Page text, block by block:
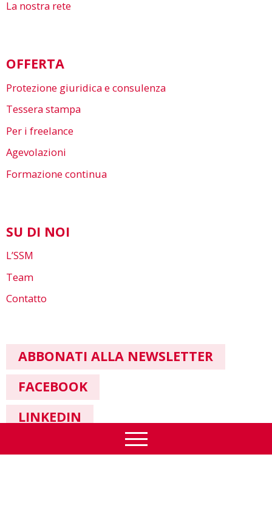
La nostra rete
OFFERTA
Protezione giuridica e consulenza
Tessera stampa
Per i freelance
Agevolazioni
Formazione continua
SU DI NOI
L’SSM
Team
Contatto
ABBONATI ALLA NEWSLETTER
FACEBOOK
LINKEDIN